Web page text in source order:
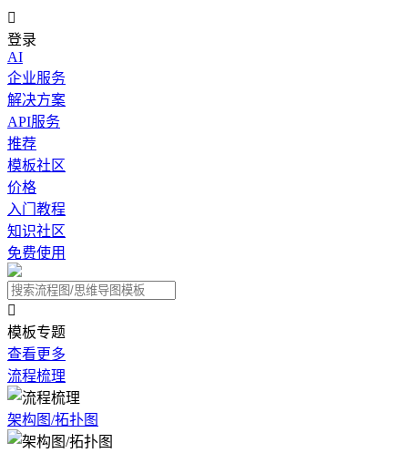

登录
AI
企业服务
解决方案
API服务
推荐
模板社区
价格
入门教程
知识社区
免费使用

模板专题
查看更多
流程梳理
架构图/拓扑图